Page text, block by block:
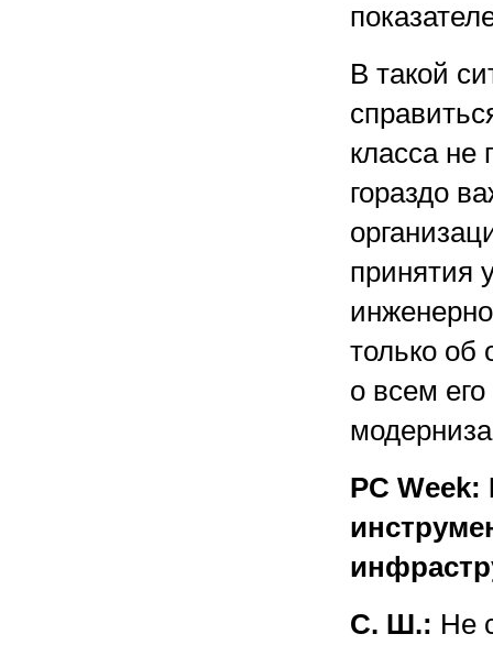
В такой
класса не
гораздо
принятия
только
о всем
PC
С. Ш.: Не